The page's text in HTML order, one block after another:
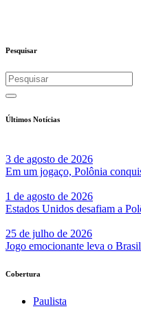
Pesquisar
Últimos Notícias
3 de agosto de 2026
Em um jogaço, Polônia
1 de agosto de 2026
Estados Unidos desafiam a
25 de julho de 2026
Jogo emocionante leva o
Cobertura
Paulista